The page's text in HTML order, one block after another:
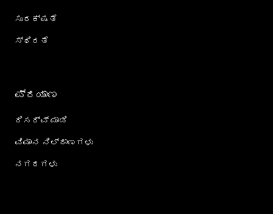
ಸುರಕ್ಷತೆ
ಸ್ಥಿರತೆ
ಪ್ರಯಾಣ
ರಿಸರ್ವ್ ಮಾಡಿ
ವಿಮಾನ ನಿಲ್ದಾಣಗಳು
ನಗರಗಳು